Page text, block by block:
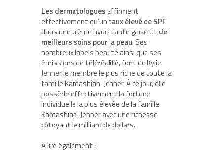
Les dermatologues affirment
effectivement qu’un taux élevé de SPF
dans une crème hydratante garantit de
meilleurs soins pour la peau. Ses
nombreux labels beauté ainsi que ses
émissions de téléréalité, font de Kylie
Jenner le membre le plus riche de toute la
famille Kardashian-Jenner. À ce jour, elle
possède effectivement la fortune
individuelle la plus élevée de la famille
Kardashian-Jenner avec une richesse
côtoyant le milliard de dollars.
A lire également :